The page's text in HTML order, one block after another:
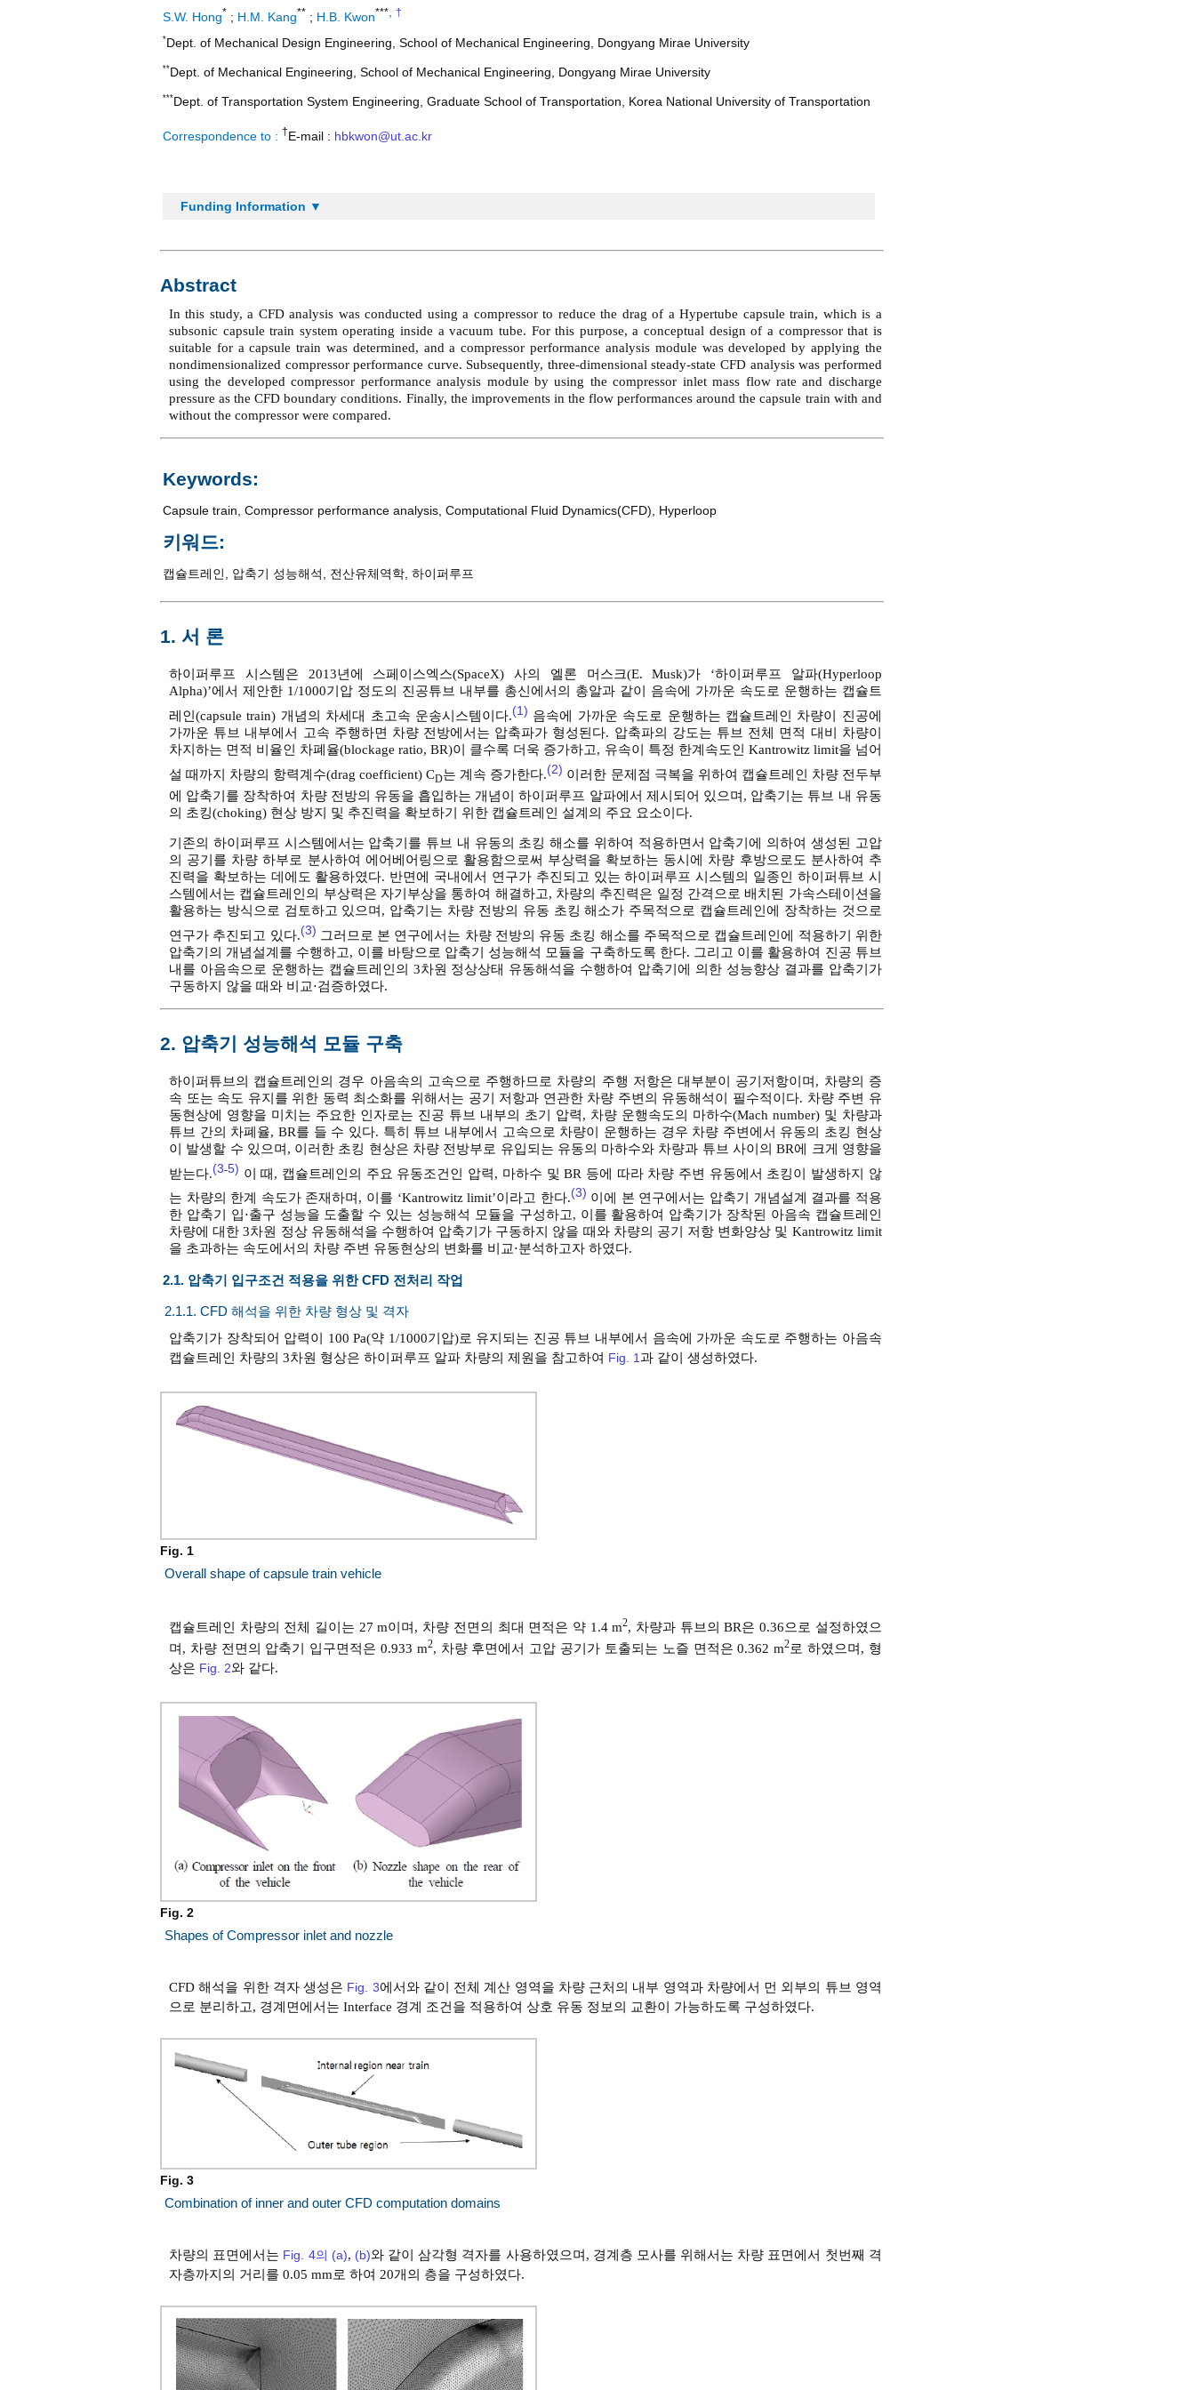
S.W. Hong* ; H.M. Kang** ; H.B. Kwon*** †
*Dept. of Mechanical Design Engineering, School of Mechanical Engineering, Dongyang Mirae University
**Dept. of Mechanical Engineering, School of Mechanical Engineering, Dongyang Mirae University
***Dept. of Transportation System Engineering, Graduate School of Transportation, Korea National University of Transportation
Correspondence to : †E-mail : hbkwon@ut.ac.kr
Funding Information ▼
Abstract
In this study, a CFD analysis was conducted using a compressor to reduce the drag of a Hypertube capsule train, which is a
subsonic capsule train system operating inside a vacuum tube. For this purpose, a conceptual design of a compressor that is
suitable for a capsule train was determined, and a compressor performance analysis module was developed by applying the
nondimensionalized compressor performance curve. Subsequently, three-dimensional steady-state CFD analysis was performed
using the developed compressor performance analysis module by using the compressor inlet mass flow rate and discharge
pressure as the CFD boundary conditions. Finally, the improvements in the flow performances around the capsule train with and
without the compressor were compared.
Keywords:
Capsule train Compressor performance analysis Computational Fluid Dynamics(CFD) Hyperloop
키워드:
캡슐트레인 압축기 성능해석 전산유체역학 하이퍼루프
1. 서 론
하이퍼루프 시스템은 2013년에 스페이스엑스(SpaceX) 사의 엘론 머스크(E. Musk)가 ‘하이퍼루프 알파(Hyperloop
Alpha)’에서 제안한 1/1000기압 정도의 진공튜브 내부를 총신에서의 총알과 같이 음속에 가까운 속도로 운행하는 캡슐트
레인(capsule train) 개념의 차세대 초고속 운송시스템이다.(1) 음속에 가까운 속도로 운행하는 캡슐트레인 차량이 진공에
가까운 튜브 내부에서 고속 주행하면 차량 전방에서는 압축파가 형성된다. 압축파의 강도는 튜브 전체 면적 대비 차량이
차지하는 면적 비율인 차폐율(blockage ratio, BR)이 클수록 더욱 증가하고, 유속이 특정 한계속도인 Kantrowitz limit을 넘어
설 때까지 차량의 항력계수(drag coefficient) CD는 계속 증가한다.(2) 이러한 문제점 극복을 위하여 캡슐트레인 차량 전두부
에 압축기를 장착하여 차량 전방의 유동을 흡입하는 개념이 하이퍼루프 알파에서 제시되어 있으며, 압축기는 튜브 내 유동
의 초킹(choking) 현상 방지 및 추진력을 확보하기 위한 캡슐트레인 설계의 주요 요소이다.
기존의 하이퍼루프 시스템에서는 압축기를 튜브 내 유동의 초킹 해소를 위하여 적용하면서 압축기에 의하여 생성된 고압
의 공기를 차량 하부로 분사하여 에어베어링으로 활용함으로써 부상력을 확보하는 동시에 차량 후방으로도 분사하여 추
진력을 확보하는 데에도 활용하였다. 반면에 국내에서 연구가 추진되고 있는 하이퍼루프 시스템의 일종인 하이퍼튜브 시
스템에서는 캡슐트레인의 부상력은 자기부상을 통하여 해결하고, 차량의 추진력은 일정 간격으로 배치된 가속스테이션을
활용하는 방식으로 검토하고 있으며, 압축기는 차량 전방의 유동 초킹 해소가 주목적으로 캡슐트레인에 장착하는 것으로
연구가 추진되고 있다.(3) 그러므로 본 연구에서는 차량 전방의 유동 초킹 해소를 주목적으로 캡슐트레인에 적용하기 위한
압축기의 개념설계를 수행하고, 이를 바탕으로 압축기 성능해석 모듈을 구축하도록 한다. 그리고 이를 활용하여 진공 튜브
내를 아음속으로 운행하는 캡슐트레인의 3차원 정상상태 유동해석을 수행하여 압축기에 의한 성능향상 결과를 압축기가
구동하지 않을 때와 비교⋅검증하였다.
2. 압축기 성능해석 모듈 구축
하이퍼튜브의 캡슐트레인의 경우 아음속의 고속으로 주행하므로 차량의 주행 저항은 대부분이 공기저항이며, 차량의 증
속 또는 속도 유지를 위한 동력 최소화를 위해서는 공기 저항과 연관한 차량 주변의 유동해석이 필수적이다. 차량 주변 유
동현상에 영향을 미치는 주요한 인자로는 진공 튜브 내부의 초기 압력, 차량 운행속도의 마하수(Mach number) 및 차량과
튜브 간의 차폐율, BR를 들 수 있다. 특히 튜브 내부에서 고속으로 차량이 운행하는 경우 차량 주변에서 유동의 초킹 현상
이 발생할 수 있으며, 이러한 초킹 현상은 차량 전방부로 유입되는 유동의 마하수와 차량과 튜브 사이의 BR에 크게 영향을
받는다.(3-5) 이 때, 캡슐트레인의 주요 유동조건인 압력, 마하수 및 BR 등에 따라 차량 주변 유동에서 초킹이 발생하지 않
는 차량의 한계 속도가 존재하며, 이를 ‘Kantrowitz limit’이라고 한다.(3) 이에 본 연구에서는 압축기 개념설계 결과를 적용
한 압축기 입⋅출구 성능을 도출할 수 있는 성능해석 모듈을 구성하고, 이를 활용하여 압축기가 장착된 아음속 캡슐트레인
차량에 대한 3차원 정상 유동해석을 수행하여 압축기가 구동하지 않을 때와 차량의 공기 저항 변화양상 및 Kantrowitz limit
을 초과하는 속도에서의 차량 주변 유동현상의 변화를 비교⋅분석하고자 하였다.
2.1. 압축기 입구조건 적용을 위한 CFD 전처리 작업
2.1.1. CFD 해석을 위한 차량 형상 및 격자
압축기가 장착되어 압력이 100 Pa(약 1/1000기압)로 유지되는 진공 튜브 내부에서 음속에 가까운 속도로 주행하는 아음속
캡슐트레인 차량의 3차원 형상은 하이퍼루프 알파 차량의 제원을 참고하여 Fig. 1과 같이 생성하였다.
Fig. 1
Overall shape of capsule train vehicle
캡슐트레인 차량의 전체 길이는 27 m이며, 차량 전면의 최대 면적은 약 1.4 m2, 차량과 튜브의 BR은 0.36으로 설정하였으
며, 차량 전면의 압축기 입구면적은 0.933 m2, 차량 후면에서 고압 공기가 토출되는 노즐 면적은 0.362 m2로 하였으며, 형
상은 Fig. 2와 같다.
Fig. 2
Shapes of Compressor inlet and nozzle
CFD 해석을 위한 격자 생성은 Fig. 3에서와 같이 전체 계산 영역을 차량 근처의 내부 영역과 차량에서 먼 외부의 튜브 영역
으로 분리하고, 경계면에서는 Interface 경계 조건을 적용하여 상호 유동 정보의 교환이 가능하도록 구성하였다.
Fig. 3
Combination of inner and outer CFD computation domains
차량의 표면에서는 Fig. 4의 (a), (b)와 같이 삼각형 격자를 사용하였으며, 경계층 모사를 위해서는 차량 표면에서 첫번째 격
자층까지의 거리를 0.05 mm로 하여 20개의 층을 구성하였다.